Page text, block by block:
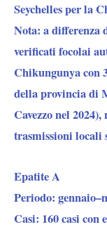
Seychelles per la
Nota: a differenza
verificati focolai
Chikungunya con
della provincia di
Cavezzo nel
trasmissioni locali
Epatite A
Periodo:
Casi: 160 casi con